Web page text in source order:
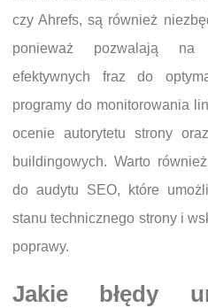
czy Ahrefs, są również
ponieważ pozwalają na
efektywnych fraz do
programy do monitorowania
ocenie autorytetu strony
buildingowych. Warto
do audytu SEO, które
stanu technicznego strony i
poprawy.
Jakie błędy